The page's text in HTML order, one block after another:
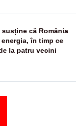
că România
în timp ce
la patru vecini